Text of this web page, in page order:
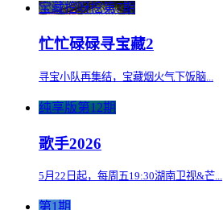
宝藏挖呀挖第7期
忙忙碌碌寻宝藏2
寻宝小队再集结，宝藏烟火气下饭脑...
纯享版第12期
歌手2026
5月22日起，每周五19:30湖南卫视&芒...
第1期